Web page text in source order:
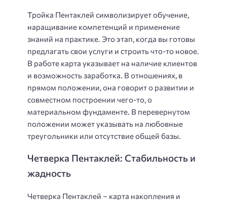
Тройка Пентаклей символизирует обучение,
наращивание компетенций и применение
знаний на практике. Это этап, когда вы готовы
предлагать свои услуги и строить что-то новое.
В работе карта указывает на наличие клиентов
и возможность заработка. В отношениях, в
прямом положении, она говорит о развитии и
совместном построении чего-то, о
материальном фундаменте. В перевернутом
положении может указывать на любовные
треугольники или отсутствие общей базы.
Четверка Пентаклей: Стабильность и
жадность
Четверка Пентаклей – карта накопления и